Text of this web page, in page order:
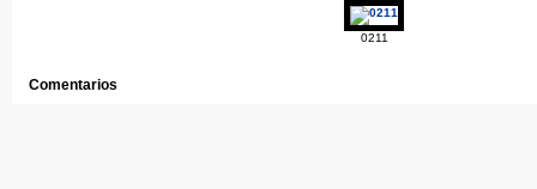
0211
Comentarios